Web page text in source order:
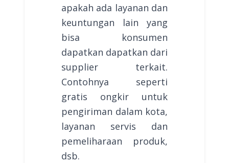
apakah ada layanan dan
keuntungan lain yang
bisa konsumen
dapatkan dapatkan dari
supplier terkait.
Contohnya seperti
gratis ongkir untuk
pengiriman dalam kota,
layanan servis dan
pemeliharaan produk,
dsb.